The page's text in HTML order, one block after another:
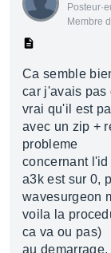
Membre
Ca semble
car j'avais pas
vrai qu'il est
avec un zip +
probleme
concernant
a3k est sur 0,
wavesurgeon
voila la
ca va ou pas)
au demarrage,